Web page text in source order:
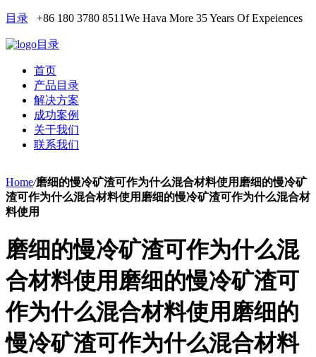
目录 +86 180 3780 8511We Hava More 35 Years Of Expeiences
目录
首页
产品目录
解决方案
成功案例
关于我们
联系我们
Home/磨细的慢冷矿渣可作为什么混合材料使用磨细的慢冷矿
渣可作为什么混合材料使用磨细的慢冷矿渣可作为什么混合材
料使用
磨细的慢冷矿渣可作为什么混
合材料使用磨细的慢冷矿渣可
作为什么混合材料使用磨细的
慢冷矿渣可作为什么混合材料